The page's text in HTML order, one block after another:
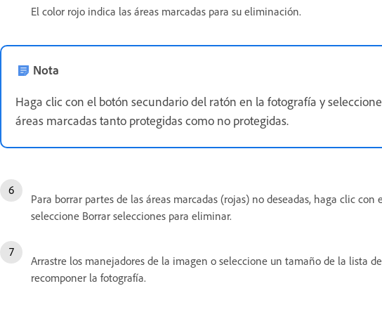
El color rojo indica las áreas marcadas para su eliminación.
Nota
Haga clic con el botón secundario del ratón en la fotografía y
áreas marcadas tanto protegidas como no protegidas.
Para borrar partes de las áreas marcadas (rojas) no deseadas, haga clic
seleccione Borrar selecciones para eliminar.
Arrastre los manejadores de la imagen o seleccione un tamaño de la lista
recomponer la fotografía.